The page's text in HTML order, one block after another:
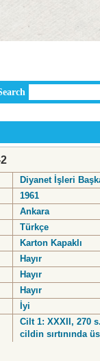
Diyanet İşleri
1961
Ankara
Türkçe
Karton Kapaklı
Hayır
Hayır
Hayır
İyi
Cilt 1: XXXII, 270
cildin sırtınında